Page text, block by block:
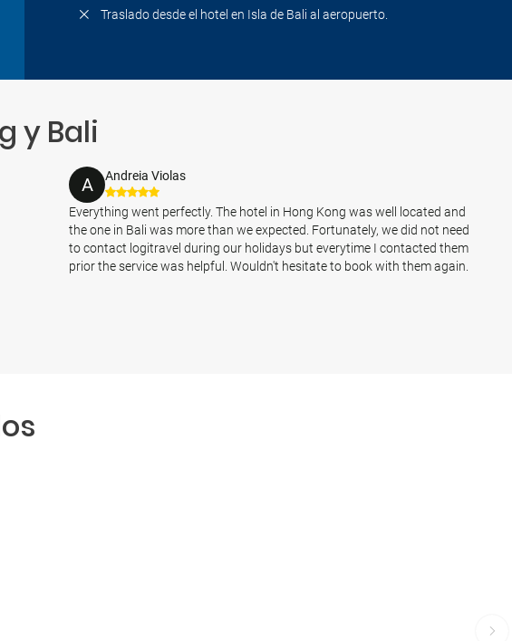
Traslado desde el hotel en Isla de Bali al aeropuerto.
y Bali
A Andreia Violas
Everything went perfectly. The hotel in Hong Kong was well located and
the one in Bali was more than we expected. Fortunately, we did not need
to contact logitravel during our holidays but everytime I contacted them
prior the service was helpful. Wouldn't hesitate to book with them again.